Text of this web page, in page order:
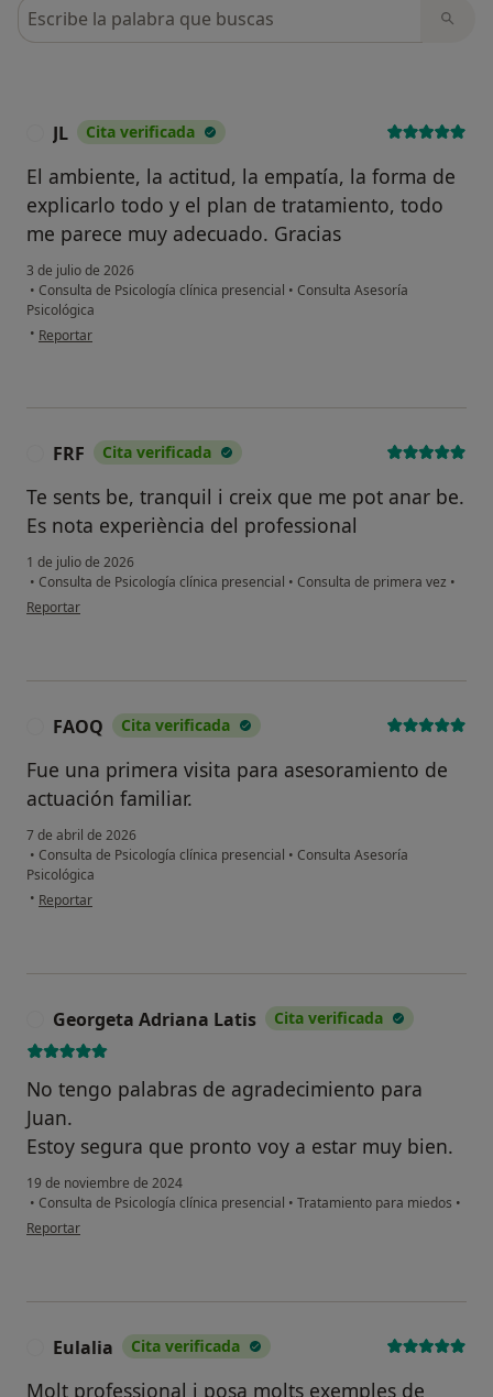
Busca en opiniones
JL Cita verificada
El ambiente, la actitud, la empatía, la forma de
explicarlo todo y el plan de tratamiento, todo
me parece muy adecuado. Gracias
3 de julio de 2026
• Consulta de Psicología clínica presencial • Consulta Asesoría
Psicológica
• en opinión del usuario JL
Reportar
FRF Cita verificada
Te sents be, tranquil i creix que me pot anar be.
Es nota experiència del professional
1 de julio de 2026
• Consulta de Psicología clínica presencial • Consulta de primera vez •
en opinión del usuario FRF
Reportar
FAOQ Cita verificada
Fue una primera visita para asesoramiento de
actuación familiar.
7 de abril de 2026
• Consulta de Psicología clínica presencial • Consulta Asesoría
Psicológica
• en opinión del usuario FAOQ
Reportar
Georgeta Adriana Latis Cita verificada
No tengo palabras de agradecimiento para
Juan.
Estoy segura que pronto voy a estar muy bien.
19 de noviembre de 2024
• Consulta de Psicología clínica presencial • Tratamiento para miedos •
en opinión del usuario Georgeta Adriana Latis
Reportar
Eulalia Cita verificada
Molt professional i posa molts exemples de